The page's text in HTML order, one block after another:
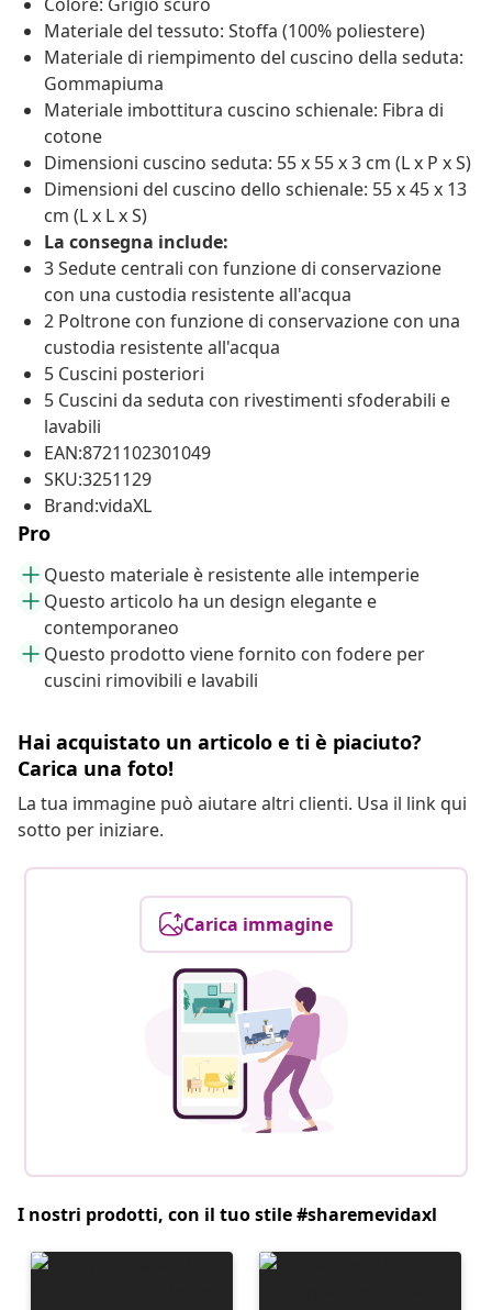
Materiale del tessuto: Stoffa (100% poliestere)
Materiale di riempimento del cuscino della seduta:
Gommapiuma
Materiale imbottitura cuscino schienale: Fibra di
cotone
Dimensioni cuscino seduta: 55 x 55 x 3 cm (L x P x S)
Dimensioni del cuscino dello schienale: 55 x 45 x 13
cm (L x L x S)
La consegna include:
3 Sedute centrali con funzione di conservazione
con una custodia resistente all'acqua
2 Poltrone con funzione di conservazione con una
custodia resistente all'acqua
5 Cuscini posteriori
5 Cuscini da seduta con rivestimenti sfoderabili e
lavabili
EAN:8721102301049
SKU:3251129
Brand:vidaXL
Pro
Questo materiale è resistente alle intemperie
Questo articolo ha un design elegante e
contemporaneo
Questo prodotto viene fornito con fodere per
cuscini rimovibili e lavabili
Hai acquistato un articolo e ti è piaciuto?
Carica una foto!
La tua immagine può aiutare altri clienti. Usa il link qui
sotto per iniziare.
Carica immagine
I nostri prodotti, con il tuo stile #sharemevidaxl